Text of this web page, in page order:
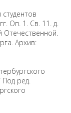
Оп. 1. Св. 11. д.
Отечественной.
Архив:
Под ред.